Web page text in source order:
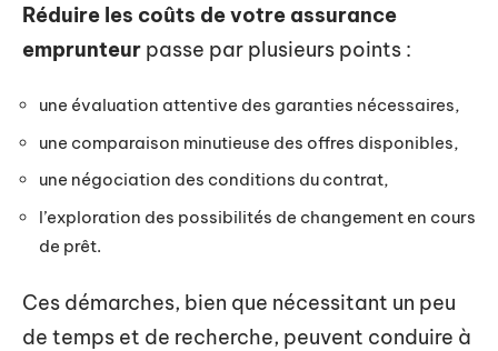
Réduire les coûts de votre assurance
emprunteur passe par plusieurs points :
une évaluation attentive des garanties nécessaires,
une comparaison minutieuse des offres disponibles,
une négociation des conditions du contrat,
l’exploration des possibilités de changement en cours
de prêt.
Ces démarches, bien que nécessitant un peu
de temps et de recherche, peuvent conduire à